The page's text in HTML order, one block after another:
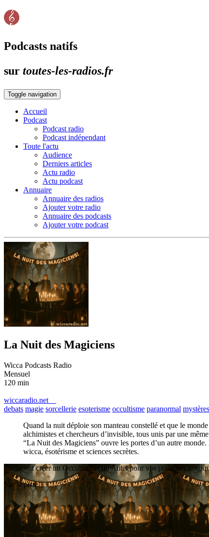
Podcasts natifs
sur toutes-les-radios.fr
Toggle navigation
Accueil
Podcast
Podcast radio
Podcast indépendant
Toute l'actu
Audience
Derniers articles
Actu radio
Actu podcast
Annuaire
Annuaire des radios
Ajouter votre radio
Annuaire des podcasts
Ajouter votre podcast
La Nuit des Magiciens
Wicca Podcasts Radio
Mensuel
120 min
wiccaradio.net
debats magie sorcellerie esoterisme occultisme paranormal mystères
Quand la nuit déploie son manteau constellé et que le
alchimistes et chercheurs d’invisible, tous unis par une
“La Nuit des Magiciens” ouvre les portes d’un autre
wicca, ésotérisme et sciences secrètes.
Comment créer un Occultum et un Autel pour vos pratiques
Sur la piste 1